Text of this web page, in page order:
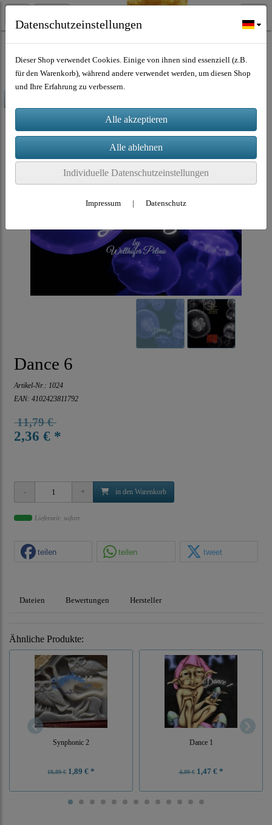
Musik Download
Dance 6
Artikel-Nr.: 1024
EAN: 4102423811792
11,79 €
2,36 € *
in den Warenkorb
Lieferzeit: sofort
teilen teilen tweet
Dateien Bewertungen Hersteller
Ähnliche Produkte:
Synphonic 2
18,89 € 1,89 € *
Dance 1
4,89 €1,47 € *
Datenschutzeinstellungen
Dieser Shop verwendet Cookies. Einige von ihnen sind essenziell (z.B.
für den Warenkorb), während andere verwendet werden, um diesen Shop
und Ihre Erfahrung zu verbessern.
Individuelle Datenschutzeinstellungen
Impressum | Datenschutz